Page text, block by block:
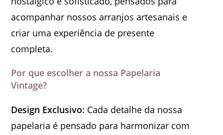
acompanhar nossos arranjos artesanais e
criar uma experiência de presente
completa.
Por que escolher a nossa Papelaria
Vintage?
Design Exclusivo: Cada detalhe da nossa
papelaria é pensado para harmonizar com